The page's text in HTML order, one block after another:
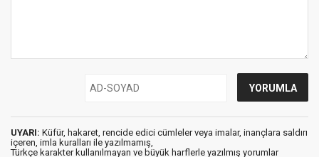
UYARI: Küfür, hakaret, rencide edici cümleler veya imalar, inançlara saldırı
içeren, imla kuralları ile yazılmamış,
Türkçe karakter kullanılmayan ve büyük harflerle yazılmış yorumlar